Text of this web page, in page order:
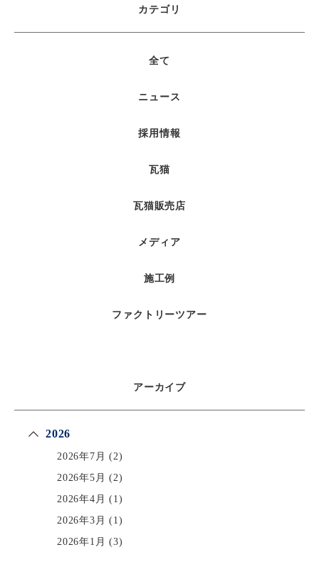
カテゴリ
全て
ニュース
採用情報
瓦猫
瓦猫販売店
メディア
施工例
ファクトリーツアー
アーカイブ
2026
2026年7月 (2)
2026年5月 (2)
2026年4月 (1)
2026年3月 (1)
2026年1月 (3)